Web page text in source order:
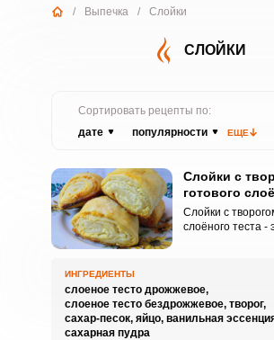
/ Выпечка / Слойки
СЛОЙКИ
Сортировать рецепты по:
дате
популярности ЕЩЕ
Слойки с
готового
Слойки с
слоёного теста -
из творога и
золотистой
идеально
завтрака,
ИНГРЕДИЕНТЫ
слоеное тесто дрожжевое,
слоеное тесто бездрожжевое, творог,
сахар-песок, яйцо, ванильная
сахарная пудра